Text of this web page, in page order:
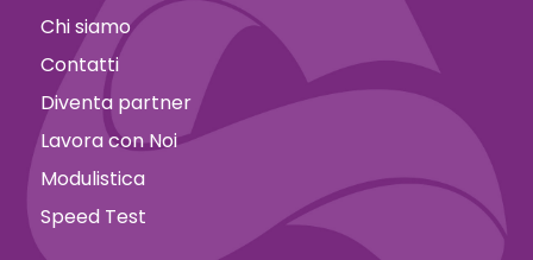
Chi siamo
Contatti
Diventa partner
Lavora con Noi
Modulistica
Speed Test